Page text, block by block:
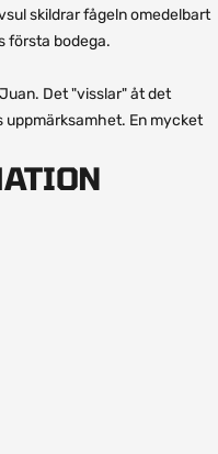
skildrar fågeln omedelbart
första bodega.
Det "visslar" åt det
uppmärksamhet. En mycket